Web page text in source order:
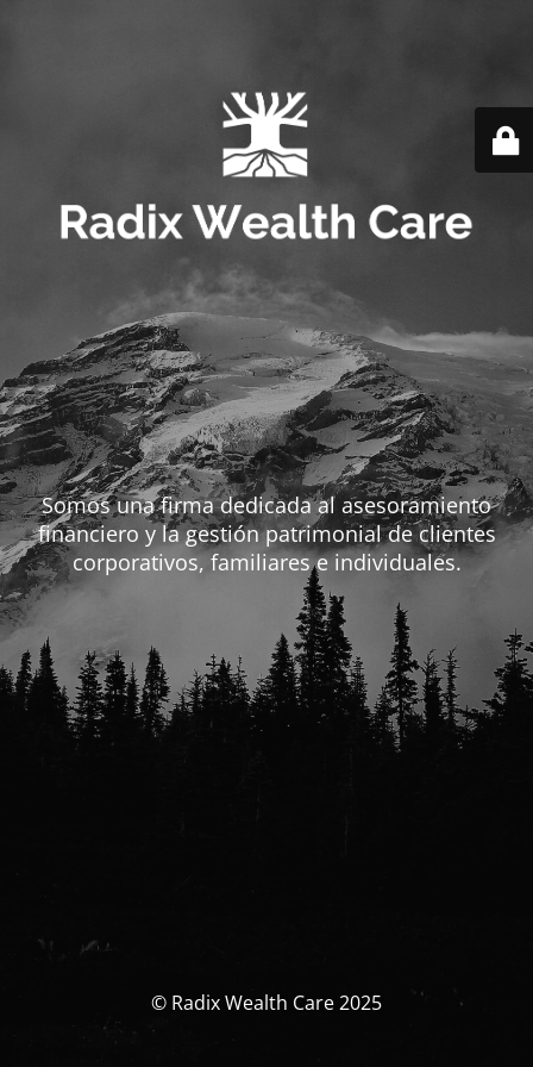
Somos una firma dedicada al asesoramiento
financiero y la gestión patrimonial de clientes
corporativos, familiares e individuales.
© Radix Wealth Care 2025